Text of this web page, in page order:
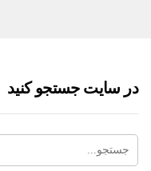
در سایت جستجو کنید